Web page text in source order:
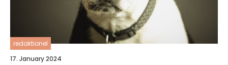
redaktionel
17. January 2024